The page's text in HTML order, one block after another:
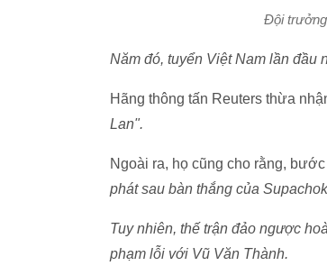
Đội trưởng
Năm đó, tuyển Việt Nam lần đầu
Hãng thông tấn Reuters thừa
Lan".
Ngoài ra, họ cũng cho rằng,
phát sau bàn thắng của
Tuy nhiên, thế trận đảo ngược
phạm lỗi với Vũ Văn Thành.